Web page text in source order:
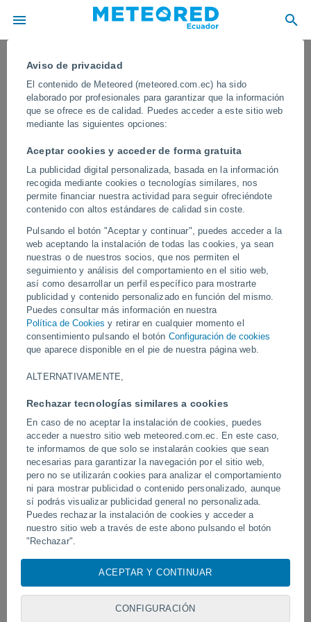
Aviso de privacidad
El contenido de Meteored (meteored.com.ec) ha sido
elaborado por profesionales para garantizar que la información
que se ofrece es de calidad. Puedes acceder a este sitio web
mediante las siguientes opciones:
Aceptar cookies y acceder de forma gratuita
La publicidad digital personalizada, basada en la información
recogida mediante cookies o tecnologías similares, nos
permite financiar nuestra actividad para seguir ofreciéndote
contenido con altos estándares de calidad sin coste.
Pulsando el botón "Aceptar y continuar", puedes acceder a la
web aceptando la instalación de todas las cookies, ya sean
nuestras o de nuestros socios, que nos permiten el
seguimiento y análisis del comportamiento en el sitio web,
así como desarrollar un perfil específico para mostrarte
publicidad y contenido personalizado en función del mismo.
Puedes consultar más información en nuestra
Política de Cookies y retirar en cualquier momento el
consentimiento pulsando el botón Configuración de cookies
que aparece disponible en el pie de nuestra página web.
ALTERNATIVAMENTE,
Rechazar tecnologías similares a cookies
En caso de no aceptar la instalación de cookies, puedes
acceder a nuestro sitio web meteored.com.ec. En este caso,
te informamos de que solo se instalarán cookies que sean
necesarias para garantizar la navegación por el sitio web,
pero no se utilizarán cookies para analizar el comportamiento
ni para mostrar publicidad o contenido personalizado, aunque
sí podrás visualizar publicidad general no personalizada.
Puedes rechazar la instalación de cookies y acceder a
nuestro sitio web a través de este abono pulsando el botón
"Rechazar".
cookies, identificadores únicos o tecnologías similares para
almacenar, acceder y procesar datos personales como su
visita en este sitio web, las direcciones IP y los
ACEPTAR Y CONTINUAR
CONFIGURACIÓN
Las lluvias torrenciales azotan
Venezuela tras el doble terremoto
En las últimas horas se han registrado precipitaciones muy
intensas en varias regiones, mientras que otras siguen inmersas
en las tareas de búsqueda de supervivientes del doble terremoto.
Vídeos
Un enorme diablo de polvo fue
avistado en Zapponeta, Italia
Tornados y lluvias
Pelotas, Brasil.